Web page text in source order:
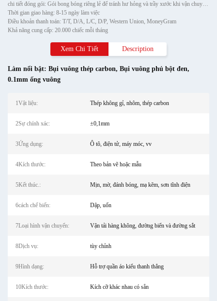
chi tiết đóng gói: Gói bong bóng riêng lẻ để tránh hư hỏng và trầy xước khi vận chuyển, sau đó cho vào thùng carton
Thời gian giao hàng: 8-15 ngày làm việc
Điều khoản thanh toán: T/T, D/A, L/C, D/P, Western Union, MoneyGram
Khả năng cung cấp: 20.000 chiếc mỗi tháng
Xem Chi Tiết Description
Làm nổi bật: Bụi vuông thép carbon, Bụi vuông phủ bột đen,
0.1mm ống vuông
1Vật liệu: Thép không gỉ, nhôm, thép carbon
2Sự chính xác: ±0,1mm
3Ứng dụng: Ô tô, điện tử, máy móc, vv
4Kích thước: Theo bản vẽ hoặc mẫu
5Kết thúc.: Mịn, mờ, đánh bóng, mạ kẽm, sơn tĩnh điện
6cách chế biến: Dập, uốn
7Loại hình vận chuyển: Vận tải hàng không, đường biển và đường sắt
8Dịch vụ: tùy chỉnh
9Hình dạng: Hỗ trợ quần áo kiểu thanh thẳng
10Kích thước: Kích cỡ khác nhau có sẵn